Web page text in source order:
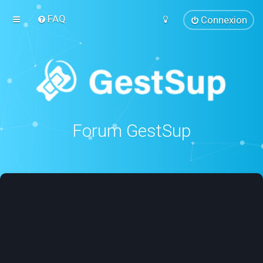
FAQ Connexion
Forum GestSup